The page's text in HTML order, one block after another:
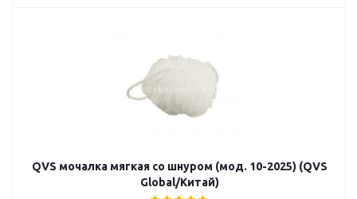
QVS мочалка мягкая со шнуром (мод. 10-2025) (QVS
Global/Китай)